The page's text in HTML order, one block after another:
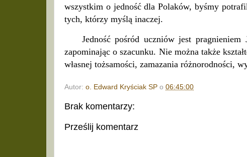
wszystkim o jedność dla Polaków, byśmy
tych, którzy myślą inaczej.
Jedność pośród uczniów jest pragnieniem
zapominając o szacunku. Nie można także
własnej tożsamości, zamazania różnorodności,
Autor: o. Edward Kryściak SP o 06:45:00
Brak komentarzy:
Prześlij komentarz